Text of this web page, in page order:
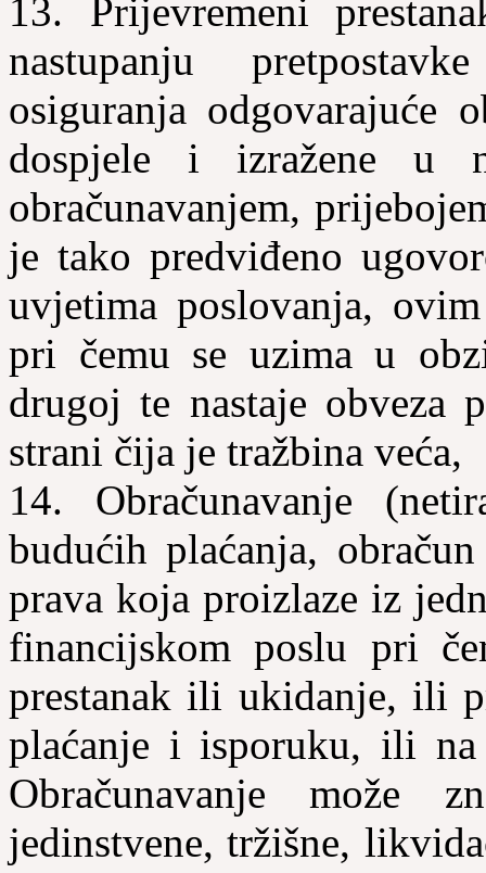
13. Prijevremeni
nastupanju
osiguranja odgovarajuće
dospjele i izražene u
obračunavanjem,
je tako predviđeno
uvjetima poslovanja,
pri čemu se uzima u
drugoj te nastaje obveza
strani čija je tražbina veća,
14. Obračunavanje (
budućih plaćanja,
prava koja proizlaze iz
financijskom poslu pri
prestanak ili ukidanje, ili
plaćanje i isporuku, ili na
Obračunavanje
jedinstvene, tržišne,